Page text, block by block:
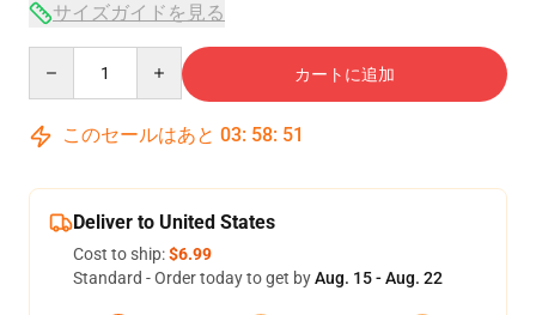
サイズガイドを見る
カートに追加
このセールはあと 03: 58: 51
Deliver to United States
Cost to ship:$6.99
Standard - Order today to get byAug. 15 - Aug. 22